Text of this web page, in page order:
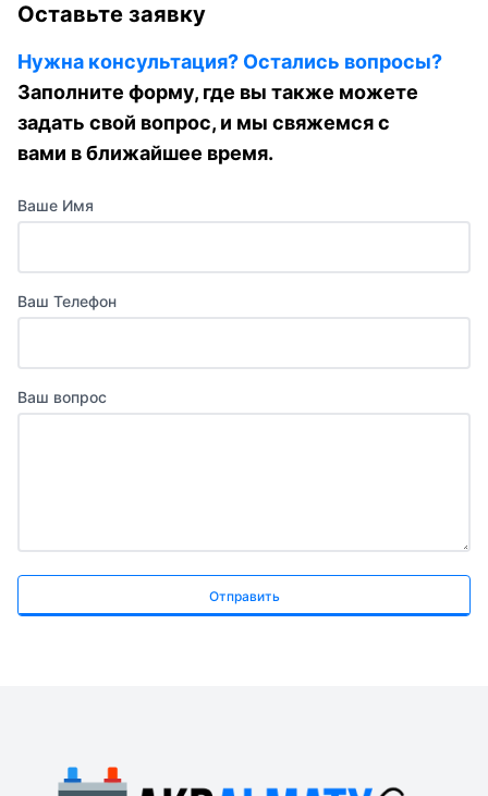
Оставьте заявку
Нужна консультация? Остались вопросы?
Заполните форму, где вы также можете
задать свой вопрос, и мы свяжемся с
вами в ближайшее время.
Ваше Имя
Ваш Телефон
Ваш вопрос
Отправить